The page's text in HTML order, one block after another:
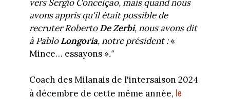
vers Sergio Conceiçao, mais quand nous
avons appris qu'il était possible de
recruter RobertoDe Zerbi, nous avons dit
à PabloLongoria, notre président :«
Mince… essayons »."
Coach des Milanais de l'intersaison 2024
à décembre de cette même année, le